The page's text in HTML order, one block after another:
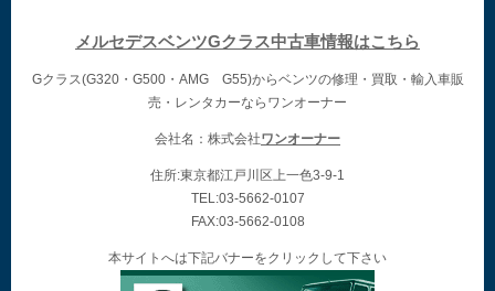
メルセデスベンツGクラス中古車情報はこちら
Gクラス(G320・G500・AMG G55)からベンツの修理・買取・輸入車販
売・レンタカーならワンオーナー
会社名：株式会社ワンオーナー
住所:東京都江戸川区上一色3-9-1
TEL:03-5662-0107
FAX:03-5662-0108
本サイトへは下記バナーをクリックして下さい